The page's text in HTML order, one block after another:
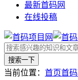
最新首码网
在线投稿
搜索一下
当前位置： 首页首